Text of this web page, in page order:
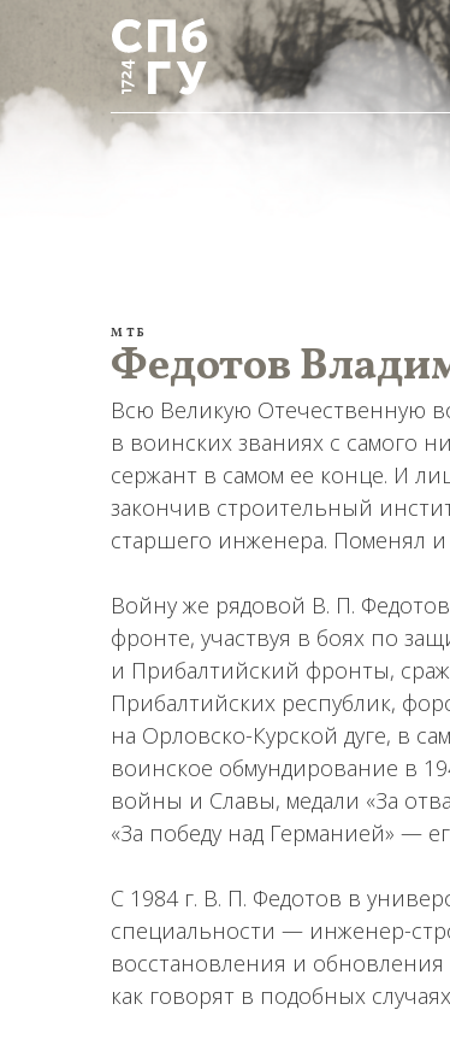
МТБ
Федотов
Всю Великую Отечественную
в воинских званиях с самого
сержант в самом ее конце. И
закончив строительный
старшего инженера. Поменял
Войну же рядовой В. П.
фронте, участвуя в боях по
и Прибалтийский фронты,
Прибалтийских республик,
на Орловско-Курской дуге, в
воинское обмундирование в
войны и Славы, медали «За
«За победу над Германией» —
С 1984 г. В. П. Федотов в
специальности — инженер-
восстановления и
как говорят в подобных